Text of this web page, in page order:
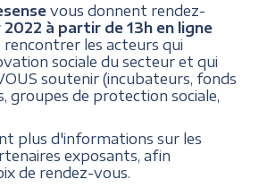
vous donnent rendez-
2022 à partir de 13h en ligne
les acteurs qui
sociale du secteur et qui
soutenir (incubateurs, fonds
groupes de protection sociale,
plus d'informations sur les
exposants, afin
de rendez-vous.